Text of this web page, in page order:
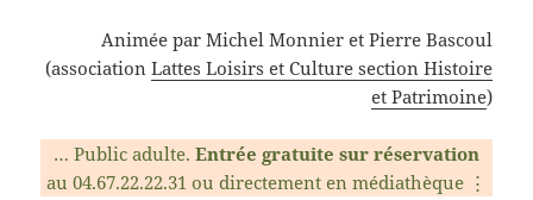
Animée par Michel Monnier et Pierre Bascoul
(association Lattes Loisirs et Culture section Histoire
et Patrimoine)
… Public adulte. Entrée gratuite sur réservation
au 04.67.22.22.31 ou directement en médiathèque ⋮